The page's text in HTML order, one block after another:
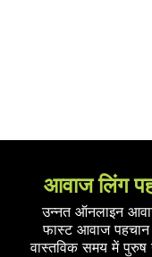
आवाज लिंग
उन्नत ऑनलाइन
फास्ट आवाज
वास्तविक समय में पुरुष